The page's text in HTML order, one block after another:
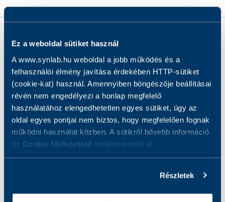
Ez a weboldal sütiket használ
A www.synlab.hu weboldal a jobb működés és a
felhasználói élmény javítása érdekében HTTP-sütiket
(cookie-kat) használ. Amennyiben böngészője beállításai
révén nem engedélyezi a honlap megfelelő
használatához elengedhetetlen egyes sütiket, úgy az
oldal egyes pontjai nem biztos, hogy megfelelően fognak
működni használat közben. A sütikről bővebb információ
az Cookie tájékoztató oldalon érhető el.
Részletek
• Mit vizsgálunk?
Hogyan készüljön a vizsgálatra?
Eredmények